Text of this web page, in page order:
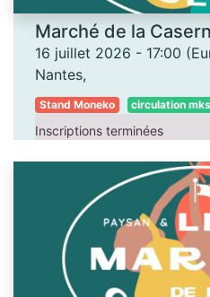
16 juillet 2026 - 17:00 (
Nantes,
Stand Moneko circulation mks
Inscriptions terminées